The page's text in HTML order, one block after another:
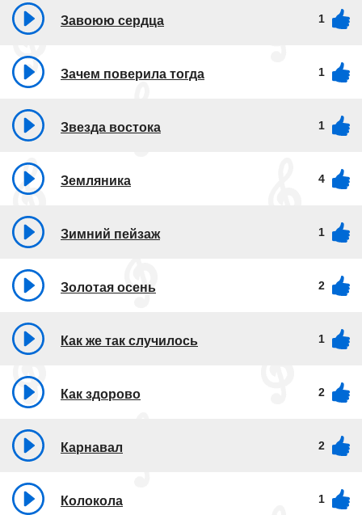
Завоюю сердца 1
Зачем поверила тогда 1
Звезда востока 1
Земляника 4
Зимний пейзаж 1
Золотая осень 2
Как же так случилось 1
Как здорово 2
Карнавал 2
Колокола 1